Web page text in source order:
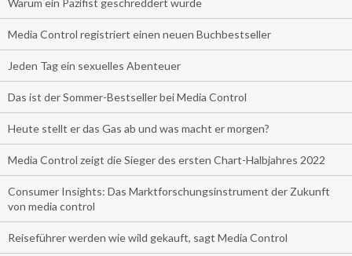
Warum ein Pazifist geschreddert wurde
Media Control registriert einen neuen Buchbestseller
Jeden Tag ein sexuelles Abenteuer
Das ist der Sommer-Bestseller bei Media Control
Heute stellt er das Gas ab und was macht er morgen?
Media Control zeigt die Sieger des ersten Chart-Halbjahres 2022
Consumer Insights: Das Marktforschungsinstrument der Zukunft
von media control
Reiseführer werden wie wild gekauft, sagt Media Control